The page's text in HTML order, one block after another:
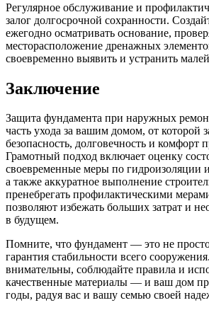
Регулярное обслуживание и
залог долгосрочной сохранности.
ежегодно осматривать основание,
месторасположение дренажных
своевременно выявить и устранить
Заключение
Защита фундамента при наружных
часть ухода за вашим домом, от которой
безопасность, долговечность и комфорт
Грамотный подход включает оценку
своевременные меры по гидроизоляции
а также аккуратное выполнение
пренебрегать профилактическими
позволяют избежать больших затрат и
в будущем.
Помните, что фундамент — это не
гарантия стабильности всего
внимательны, соблюдайте правила и
качественные материалы — и ваш дом
годы, радуя вас и вашу семью своей